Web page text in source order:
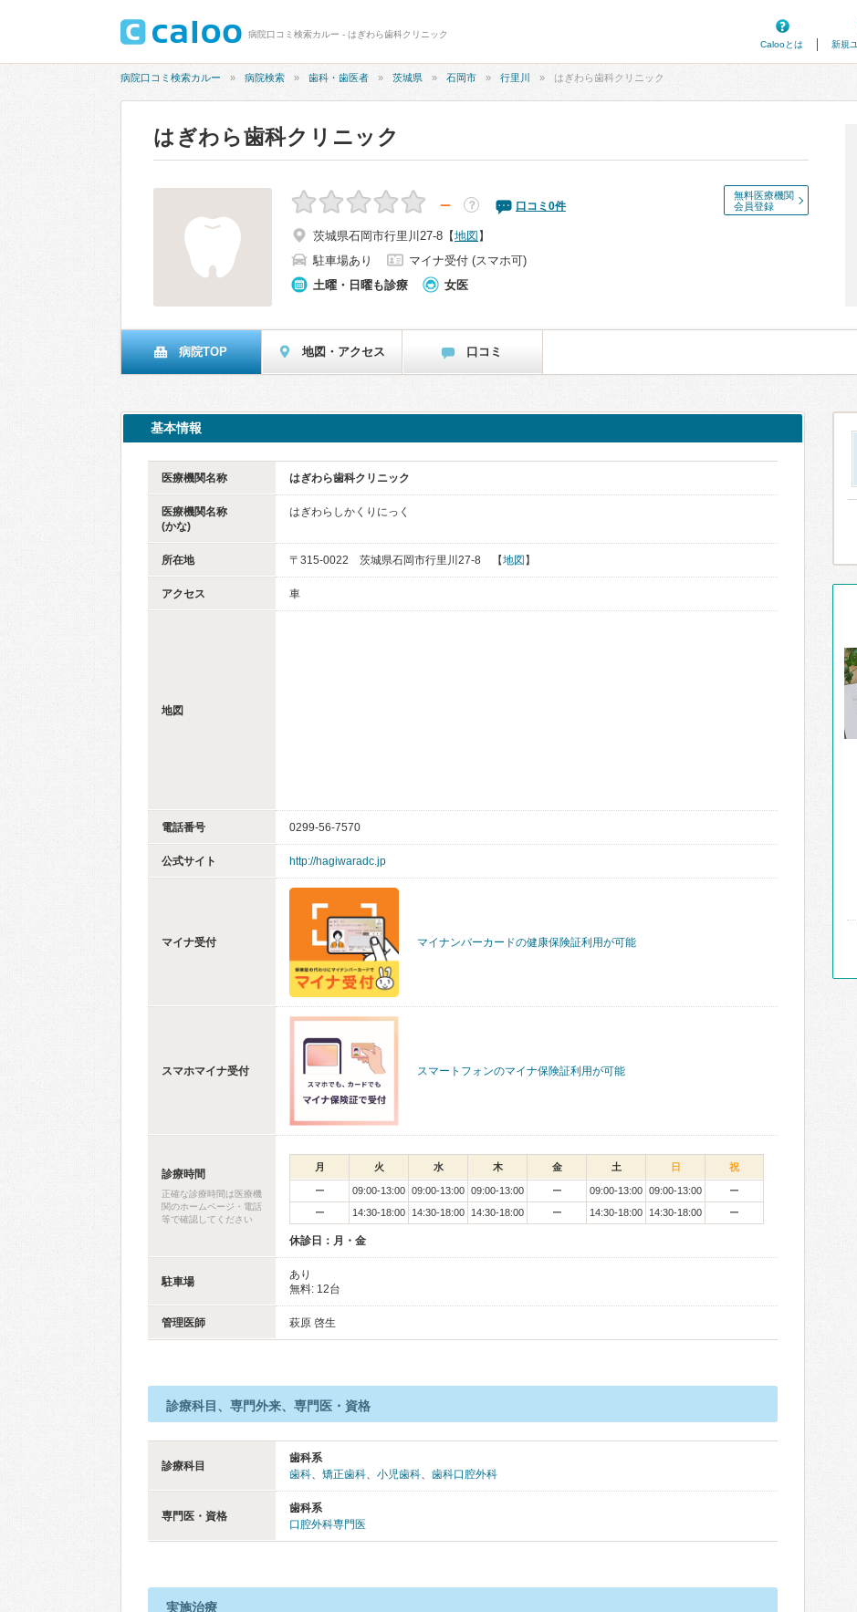
病院口コミ検索カルー - はぎわら歯科クリニック
Calooとは
新規
病院口コミ検索カルー 病院検索 歯科・歯医者 茨城県 石岡市 行里川 はぎわら歯科クリニック
はぎわら歯科クリニック
無料医療機関
会員登録
－ ？ 口コミ 0件
茨城県石岡市行里川27-8 【地図 】
駐車場あり
マイナ受付 (スマホ可)
土曜・日曜も診療
女医
病院TOP 地図・アクセス 口コミ
基本情報
医療機関名称 はぎわら歯科クリニック
医療機関名称
(かな)
はぎわらしかくりにっく
所在地 〒315-0022 茨城県石岡市行里川27-8 【地図 】
アクセス 車
地図
電話番号 0299-56-7570
公式サイト http://hagiwaradc.jp
マイナ受付 マイナンバーカードの健康保険証利用が可能
スマホマイナ受付 スマートフォンのマイナ保険証利用が可能
診療時間
正確な診療時間は医療機
関のホームページ・電話
等で確認してください
月 火 水 木 金 土 日 祝
ー 09:00-13:00 09:00-13:00 09:00-13:00 ー 09:00-13:00 09:00-13:00
ー
ー
14:30-18:00 14:30-18:00 14:30-18:00 ー 14:30-18:00 14:30-18:00 ー
休診日：月・金
駐車場
あり
無料: 12台
管理医師 萩原 啓生
診療科目、専門外来、専門医・資格
診療科目
歯科系
歯科、 矯正歯科、 小児歯科、 歯科口腔外科
専門医・資格
歯科系
口腔外科専門医
実施治療